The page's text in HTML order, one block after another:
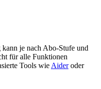
je nach Abo-Stufe und
für alle Funktionen
Tools wie Aideroder